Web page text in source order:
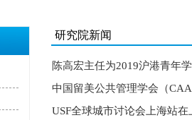
研究院新闻
陈高宏主任为2019沪港青年
中国留美公共管理学会（
USF全球城市讨论会上海站